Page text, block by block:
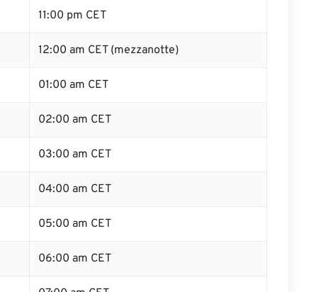
11:00 pm CET
12:00 am CET (mezzanotte)
01:00 am CET
02:00 am CET
03:00 am CET
04:00 am CET
05:00 am CET
06:00 am CET